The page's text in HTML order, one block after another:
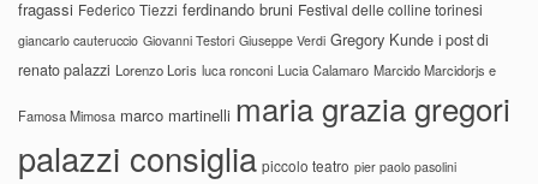
fragassi Federico Tiezzi ferdinando bruni Festival delle colline torinesi
giancarlo cauteruccio Giovanni Testori Giuseppe Verdi Gregory Kunde i post di
renato palazzi Lorenzo Loris luca ronconi Lucia Calamaro Marcido Marcidorjs e
Famosa Mimosa marco martinelli maria grazia gregori
palazzi consiglia piccolo teatro pier paolo pasolini